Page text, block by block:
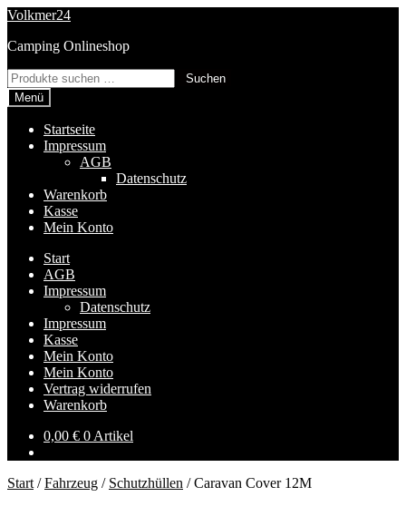
Zur
springen
Zum
springen
Volkmer24
Camping Onlineshop
Suchen
nach:
Suchen
Menü
Startseite
Impressum
AGB
Datenschutz
Warenkorb
Kasse
Mein Konto
Start
AGB
Impressum
Datenschutz
Impressum
Kasse
Mein Konto
Mein Konto
Vertrag widerrufen
Warenkorb
0,00 € 0 Artikel
Start /Fahrzeug / Schutzhüllen /Caravan Cover 12M